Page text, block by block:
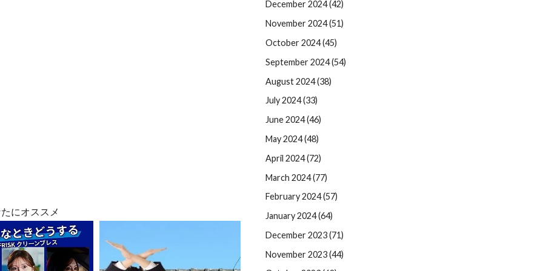
にオススメ
December 2024 (42)
November 2024 (51)
October 2024 (45)
September 2024 (54)
August 2024 (38)
July 2024 (33)
June 2024 (46)
May 2024 (48)
April 2024 (72)
March 2024 (77)
February 2024 (57)
January 2024 (64)
December 2023 (71)
November 2023 (44)